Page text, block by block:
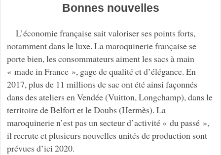
Bonnes nouvelles
L’économie française sait valoriser ses points forts,
notamment dans le luxe. La maroquinerie française se
porte bien, les consommateurs aiment les sacs à main
« made in France », gage de qualité et d’élégance. En
2017, plus de 11 millions de sac ont été ainsi façonnés
dans des ateliers en Vendée (Vuitton, Longchamp), dans le
territoire de Belfort et le Doubs (Hermès). La
maroquinerie n’est pas un secteur d’activité « du passé »,
il recrute et plusieurs nouvelles unités de production sont
prévues d’ici 2020.